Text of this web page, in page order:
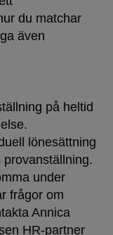
du matchar
även
på heltid
lönesättning
under
frågor om
Annica
HR-partner